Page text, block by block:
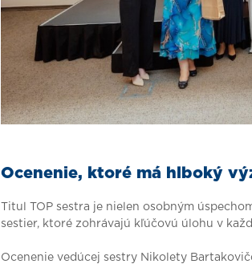
Ocenenie, ktoré má hlboký
Titul TOP sestra je nielen osobným
sestier, ktoré zohrávajú kľúčovú úlohu v
Ocenenie vedúcej sestry Nikolety